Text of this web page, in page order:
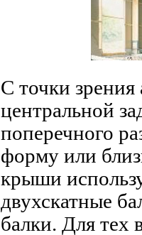
С точки
центральной
поперечного
форму или
крыши
двухскатные
балки. Для тех